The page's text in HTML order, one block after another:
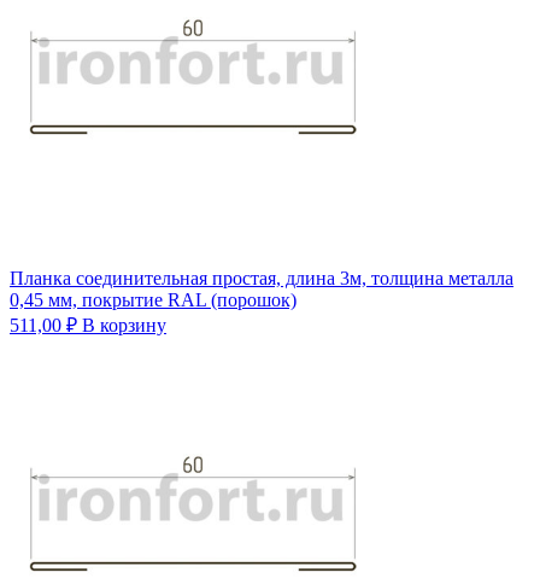
Планка соединительная простая, длина 3м, толщина металла
0,45 мм, покрытие RAL (порошок)
511,00 ₽ В корзину